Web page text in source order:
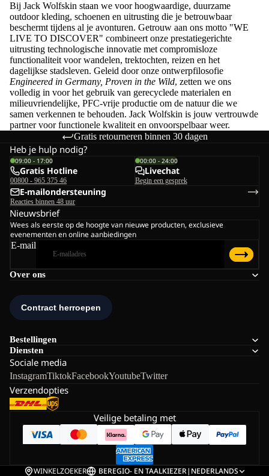
Bij Jack Wolfskin staan we voor hoogwaardige, duurzame
outdoor kleding, schoenen en uitrusting die je betrouwbaar
beschermt tijdens al je avonturen. Getrouw aan ons motto "WE
LIVE TO DISCOVER" combineert onze prestatiegerichte
uitrusting technologische innovatie met compromisloze
functionaliteit voor wandelen, trektochten, reizen en het
dagelijkse stadsleven. Geleid door onze ontwerpfilosofie
Engineered in Germany, Proven in the Wild, zetten we ons
volledig in voor het gebruik van gerecyclede materialen en
milieuvriendelijke, PFC-vrije productie om de natuur die we
samen verkennen te behouden. Jack Wolfskin is jouw vertrouwde
partner voor functionele kwaliteit en onvoorspelbaar weer.
Gratis retourneren binnen 30 dagen
Over ons
Bestellingen
Diensten
Sociale media
InstagramTiktokFacebookYoutubeTwitter
Verzendopties
Heb je hulp nodig?
09:00 - 17:00
Gratis Hotline
00800 - 965 375 46
00:00 - 24:00
Livechat
Begin een gesprek
E-mailondersteuning
Reacties binnen 48 uur
Nieuwsbrief
Wees als eerste op de hoogte van nieuwe producten, exclusieve
evenementen en online aanbiedingen
E-mail
Veilige betaling met
WINKELZOEKER BEREGIO- EN TAALKIEZER| NEDERLANDS